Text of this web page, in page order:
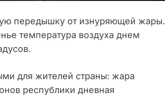
передышку от изнуряющей жары.
температура воздуха днем
для жителей страны: жара
республики дневная